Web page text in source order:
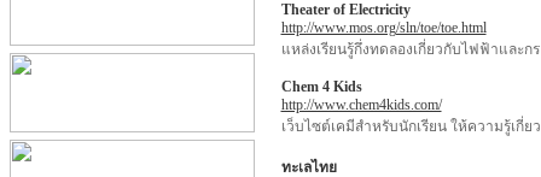
Theater of Electricity
http://www.mos.org/sln/toe/toe.html
แหล่งเรียนรู้กึ่งทดลองเกี่ยวกับไฟฟ้าและก
Chem 4 Kids
http://www.chem4kids.com/
เว็บไซต์เคมีสำหรับนักเรียน ให้ความรู้เกี่
ทะเลไทย